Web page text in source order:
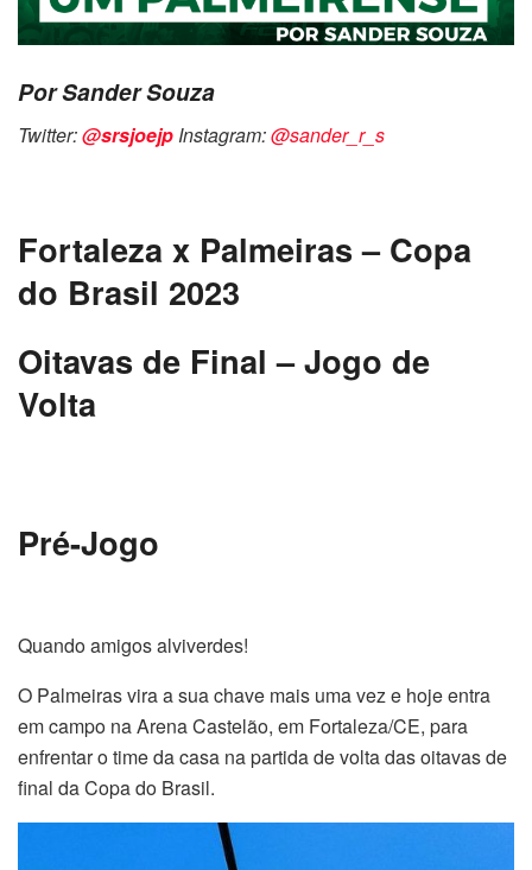
Por Sander Souza
Twitter:@srsjoejp Instagram:@sander_r_s
Fortaleza x Palmeiras – Copa
do Brasil 2023
Oitavas de Final – Jogo de
Volta
Pré-Jogo
Quando amigos alviverdes!
O Palmeiras vira a sua chave mais uma vez e hoje entra
em campo na Arena Castelão, em Fortaleza/CE, para
enfrentar o time da casa na partida de volta das oitavas de
final da Copa do Brasil.